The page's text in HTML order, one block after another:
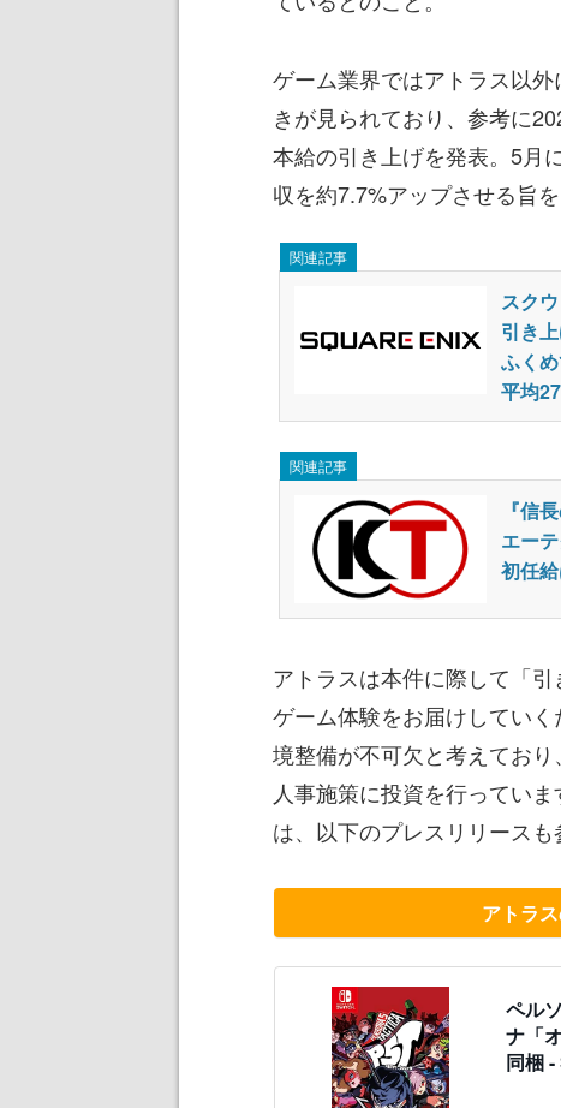
ゲーム業界ではアトラス以
きが見られており、参考に
本給の引き上げを発表。5月
収を約7.7%アップさせる旨
関連記事
スク
引き
ふく
平均
関連記事
『信
エー
初任
アトラスは本件に際して「
ゲーム体験をお届けしてい
境整備が不可欠と考えてお
人事施策に投資を行ってい
は、以下のプレスリリースも
アトラ
ペル
ナ「
同梱